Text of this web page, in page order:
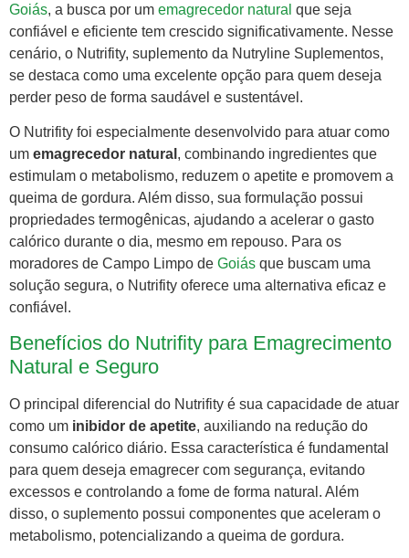
Goiás, a busca por um emagrecedor natural que seja
confiável e eficiente tem crescido significativamente. Nesse
cenário, o Nutrifity, suplemento da Nutryline Suplementos,
se destaca como uma excelente opção para quem deseja
perder peso de forma saudável e sustentável.
O Nutrifity foi especialmente desenvolvido para atuar como
um emagrecedor natural , combinando ingredientes que
estimulam o metabolismo, reduzem o apetite e promovem a
queima de gordura. Além disso, sua formulação possui
propriedades termogênicas, ajudando a acelerar o gasto
calórico durante o dia, mesmo em repouso. Para os
moradores de Campo Limpo de Goiás que buscam uma
solução segura, o Nutrifity oferece uma alternativa eficaz e
confiável.
Benefícios do Nutrifity para Emagrecimento
Natural e Seguro
O principal diferencial do Nutrifity é sua capacidade de atuar
como um inibidor de apetite, auxiliando na redução do
consumo calórico diário. Essa característica é fundamental
para quem deseja emagrecer com segurança, evitando
excessos e controlando a fome de forma natural. Além
disso, o suplemento possui componentes que aceleram o
metabolismo, potencializando a queima de gordura.